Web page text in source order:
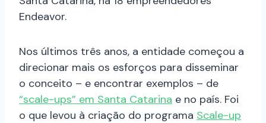
Endeavor.
Nos últimos três anos, a entidade começou a
direcionar mais os esforços para disseminar
o conceito – e encontrar exemplos – de
“scale-ups” em Santa Catarina e no país. Foi
o que levou à criação do programa Scale-up